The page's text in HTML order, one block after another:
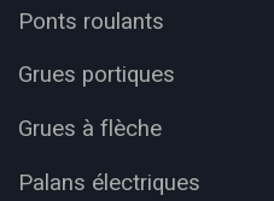
Ponts roulants
Grues portiques
Grues à flèche
Palans électriques